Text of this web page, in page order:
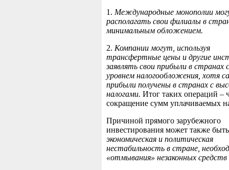
1. Международные монополии
располагать свои филиалы в
минимальным обложением.
2. Компании могут, используя
трансфертные цены и другие
заявлять свои прибыли в странах
уровнем налогообложения, хотя
прибыли получены в странах с
налогами. Итог таких операций –
сокращение сумм уплачиваемых
Причиной прямого зарубежного
инвестирования может также быть
экономическая и политическая
нестабильность в стране,
«отмывания» незаконных